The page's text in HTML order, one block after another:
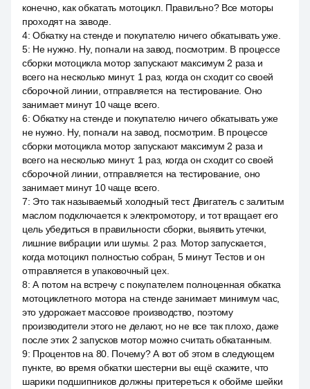
конечно, как обкатать мотоцикл. Правильно? Все моторы
проходят на заводе.
4:Обкатку на стенде и покупателю ничего обкатывать уже.
5: Не нужно. Ну, погнали на завод, посмотрим. В процессе
сборки мотоцикла мотор запускают максимум 2 раза и
всего на несколько минут. 1 раз, когда он сходит со своей
сборочной линии, отправляется на тестирование. Оно
занимает минут 10 чаще всего.
6:Обкатку на стенде и покупателю ничего обкатывать уже
не нужно. Ну, погнали на завод, посмотрим. В процессе
сборки мотоцикла мотор запускают максимум 2 раза и
всего на несколько минут. 1 раз, когда он сходит со своей
сборочной линии, отправляется на тестирование, оно
занимает минут 10 чаще всего.
7: Это так называемый холодный тест. Двигатель с залитым
маслом подключается к электромотору, и тот вращает его
цель убедиться в правильности сборки, выявить утечки,
лишние вибрации или шумы. 2 раз. Мотор запускается,
когда мотоцикл полностью собран, 5 минут Тестов и он
отправляется в упаковочный цех.
8:А потом на встречу с покупателем полноценная обкатка
мотоциклетного мотора на стенде занимает минимум час,
это удорожает массовое производство, поэтому
производители этого не делают, но не все так плохо, даже
после этих 2 запусков мотор можно считать обкатанным.
9: Процентов на 80. Почему? А вот об этом в следующем
пункте, во время обкатки шестерни вы ещё скажите, что
шарики подшипников должны притереться к обойме шейки